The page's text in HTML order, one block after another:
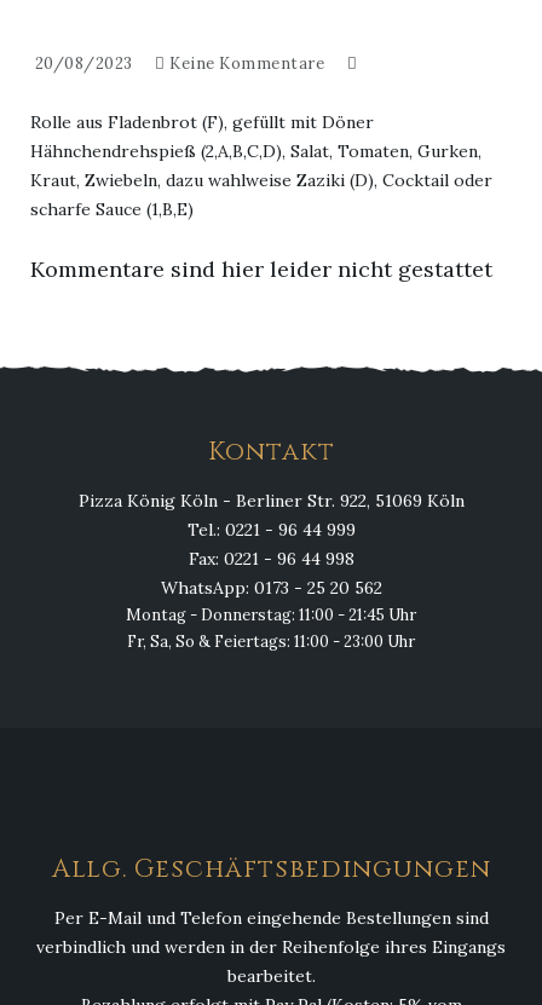
20/08/2023 Keine Kommentare
Rolle aus Fladenbrot (F), gefüllt mit Döner
Hähnchendrehspieß (2,A,B,C,D), Salat, Tomaten, Gurken,
Kraut, Zwiebeln, dazu wahlweise Zaziki (D), Cocktail oder
scharfe Sauce (1,B,E)
Kommentare sind hier leider nicht gestattet
Kontakt
Pizza König Köln - Berliner Str. 922, 51069 Köln
Tel.: 0221 - 96 44 999
Fax: 0221 - 96 44 998
WhatsApp: 0173 - 25 20 562
Montag - Donnerstag: 11:00 - 21:45 Uhr
Fr, Sa, So & Feiertags: 11:00 - 23:00 Uhr
Allg. Geschäftsbedingungen
Per E-Mail und Telefon eingehende Bestellungen sind
verbindlich und werden in der Reihenfolge ihres Eingangs
bearbeitet.